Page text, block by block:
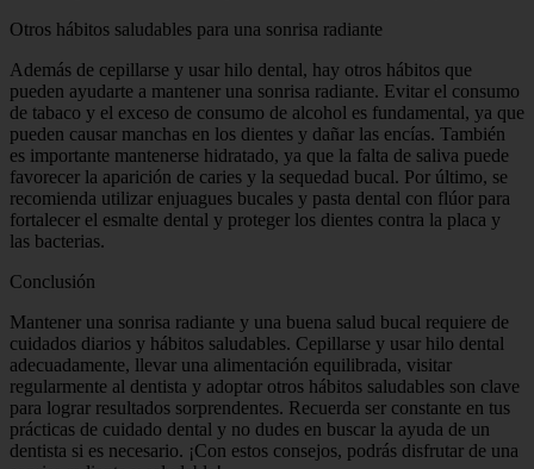
Otros hábitos saludables para una sonrisa radiante
Además de cepillarse y usar hilo dental, hay otros hábitos que
pueden ayudarte a mantener una sonrisa radiante. Evitar el consumo
de tabaco y el exceso de consumo de alcohol es fundamental, ya que
pueden causar manchas en los dientes y dañar las encías. También
es importante mantenerse hidratado, ya que la falta de saliva puede
favorecer la aparición de caries y la sequedad bucal. Por último, se
recomienda utilizar enjuagues bucales y pasta dental con flúor para
fortalecer el esmalte dental y proteger los dientes contra la placa y
las bacterias.
Conclusión
Mantener una sonrisa radiante y una buena salud bucal requiere de
cuidados diarios y hábitos saludables. Cepillarse y usar hilo dental
adecuadamente, llevar una alimentación equilibrada, visitar
regularmente al dentista y adoptar otros hábitos saludables son clave
para lograr resultados sorprendentes. Recuerda ser constante en tus
prácticas de cuidado dental y no dudes en buscar la ayuda de un
dentista si es necesario. ¡Con estos consejos, podrás disfrutar de una